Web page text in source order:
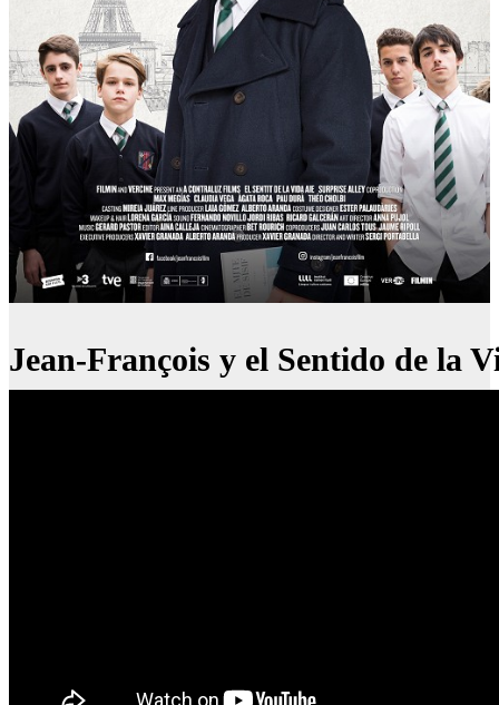
Jean-François y el Sentido de la